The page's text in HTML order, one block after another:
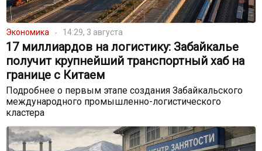
Экономика 14:29, 3 августа
17 миллиардов на логистику: Забайкалье
получит крупнейший транспортный хаб на
границе с Китаем
Подробнее о первым этапе создания Забайкальского
международного промышленно-логистического
кластера